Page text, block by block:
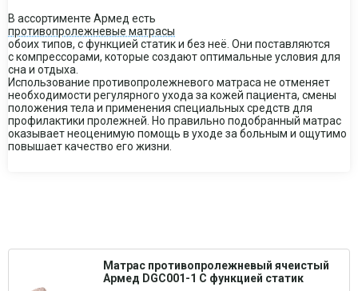
В ассортименте Армед есть
противопролежневые матрасы
обоих типов, с функцией статик и без неё. Они поставляются
с компрессорами, которые создают оптимальные условия для
сна и отдыха.
Использование противопролежневого матраса не отменяет
необходимости регулярного ухода за кожей пациента, смены
положения тела и применения специальных средств для
профилактики пролежней. Но правильно подобранный матрас
оказывает неоценимую помощь в уходе за больным и ощутимо
повышает качество его жизни.
Матрас противопролежневый ячеистый
Армед DGC001-1 С функцией статик